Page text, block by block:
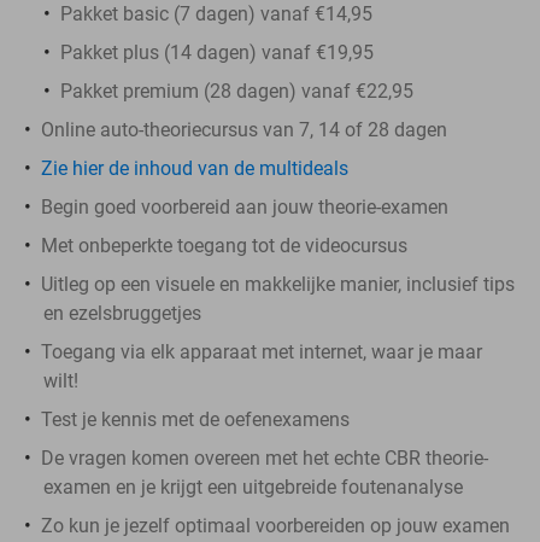
Pakket basic (7 dagen) vanaf €14,95
Pakket plus (14 dagen) vanaf €19,95
Pakket premium (28 dagen) vanaf €22,95
Online auto-theoriecursus van 7, 14 of 28 dagen
Zie hier de inhoud van de multideals
Begin goed voorbereid aan jouw theorie-examen
Met onbeperkte toegang tot de videocursus
Uitleg op een visuele en makkelijke manier, inclusief tips
en ezelsbruggetjes
Toegang via elk apparaat met internet, waar je maar
wilt!
Test je kennis met de oefenexamens
De vragen komen overeen met het echte CBR theorie-
examen en je krijgt een uitgebreide foutenanalyse
Zo kun je jezelf optimaal voorbereiden op jouw examen